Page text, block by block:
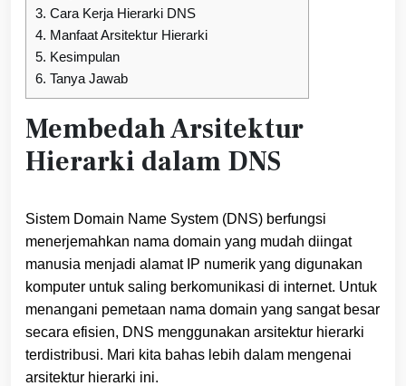
3. Cara Kerja Hierarki DNS
4. Manfaat Arsitektur Hierarki
5. Kesimpulan
6. Tanya Jawab
Membedah Arsitektur
Hierarki dalam DNS
Sistem Domain Name System (DNS) berfungsi
menerjemahkan nama domain yang mudah diingat
manusia menjadi alamat IP numerik yang digunakan
komputer untuk saling berkomunikasi di internet. Untuk
menangani pemetaan nama domain yang sangat besar
secara efisien, DNS menggunakan arsitektur hierarki
terdistribusi. Mari kita bahas lebih dalam mengenai
arsitektur hierarki ini.